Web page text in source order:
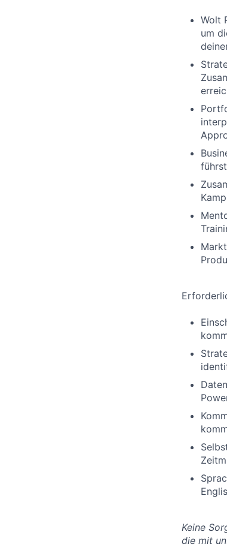
Wolt
um
Keine
die mit